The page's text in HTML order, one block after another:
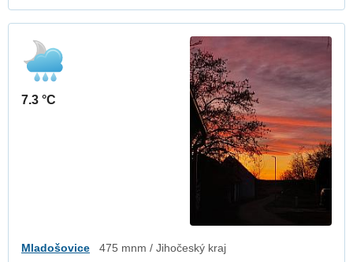
7.3 °C
Mladošovice 475 mnm / Jihočeský kraj